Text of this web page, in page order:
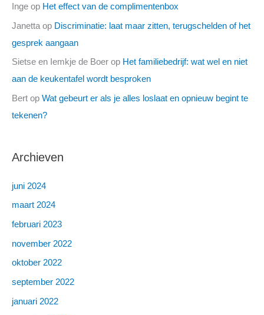
Inge op Het effect van de complimentenbox
Janetta op Discriminatie: laat maar zitten, terugschelden of het
gesprek aangaan
Sietse en Iemkje de Boer op Het familiebedrijf: wat wel en niet
aan de keukentafel wordt besproken
Bert op Wat gebeurt er als je alles loslaat en opnieuw begint te
tekenen?
Archieven
juni 2024
maart 2024
februari 2023
november 2022
oktober 2022
september 2022
januari 2022